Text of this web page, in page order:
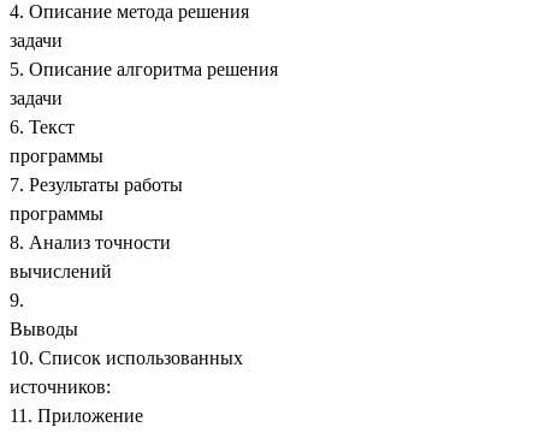
4. Описание метода решения
задачи
5. Описание алгоритма решения
задачи
6. Текст
7. Результаты работы
программы
8. Анализ точности
вычислений
9.
10. Список использованных
источников:
11. Приложение